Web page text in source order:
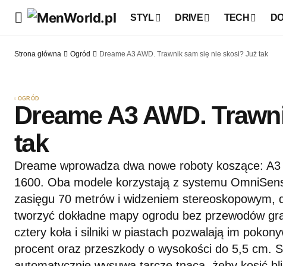
STYL DRIVE TECH
Strona główna Ogród Dreame A3 AWD. Trawnik sam się nie skosi? Już tak
OGRÓD
Dreame A3 AWD.
tak
Dreame wprowadza dwa nowe roboty koszące:
1600. Oba modele korzystają z systemu
zasięgu 70 metrów i widzeniem stereoskopowym,
tworzyć dokładne mapy ogrodu bez przewodów
cztery koła i silniki w piastach pozwalają im
procent oraz przeszkody o wysokości do 5,5 cm.